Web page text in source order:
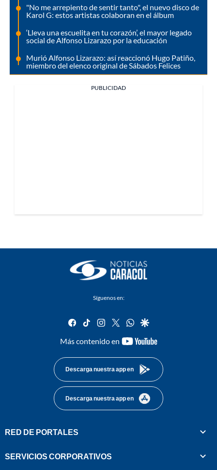
"No me arrepiento de sentir tanto", el nuevo disco de
Karol G: estos artistas colaboran en el álbum
‘Lleva una escuelita en tu corazón’, el mayor legado
social de Alfonso Lizarazo por la educación
Murió Alfonso Lizarazo: así reaccionó Hugo Patiño,
miembro del elenco original de Sábados Felices
PUBLICIDAD
Síguenos en:
facebook
tiktok instagram
twitterwhatsapp
google
Más contenido en
youtube-
Descarga nuestra app en
Descarga nuestra app en
RED DE PORTALES
SERVICIOS CORPORATIVOS